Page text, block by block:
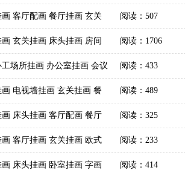
客户订制作品安装实际图
画 客厅配画 餐厅挂画 玄关
美客户订制作品安装实际
阅读：507
玄关挂画 床头挂画 房间
作品安装实际图
阅读：1706
工场所挂画 办公室挂画 会议
画 总经理办公室挂画 大厅
作品安装实际图
阅读：433
电视墙挂画 玄关挂画 餐
美客户订制作品安装实际
阅读：489
画 床头挂画 客厅配画 餐厅
配画 字画美客户订制作品
阅读：325
画 客厅挂画 玄关挂画 欧式
订制作品安装实际图
阅读：233
床头挂画 卧室挂画 字画 阅读：414